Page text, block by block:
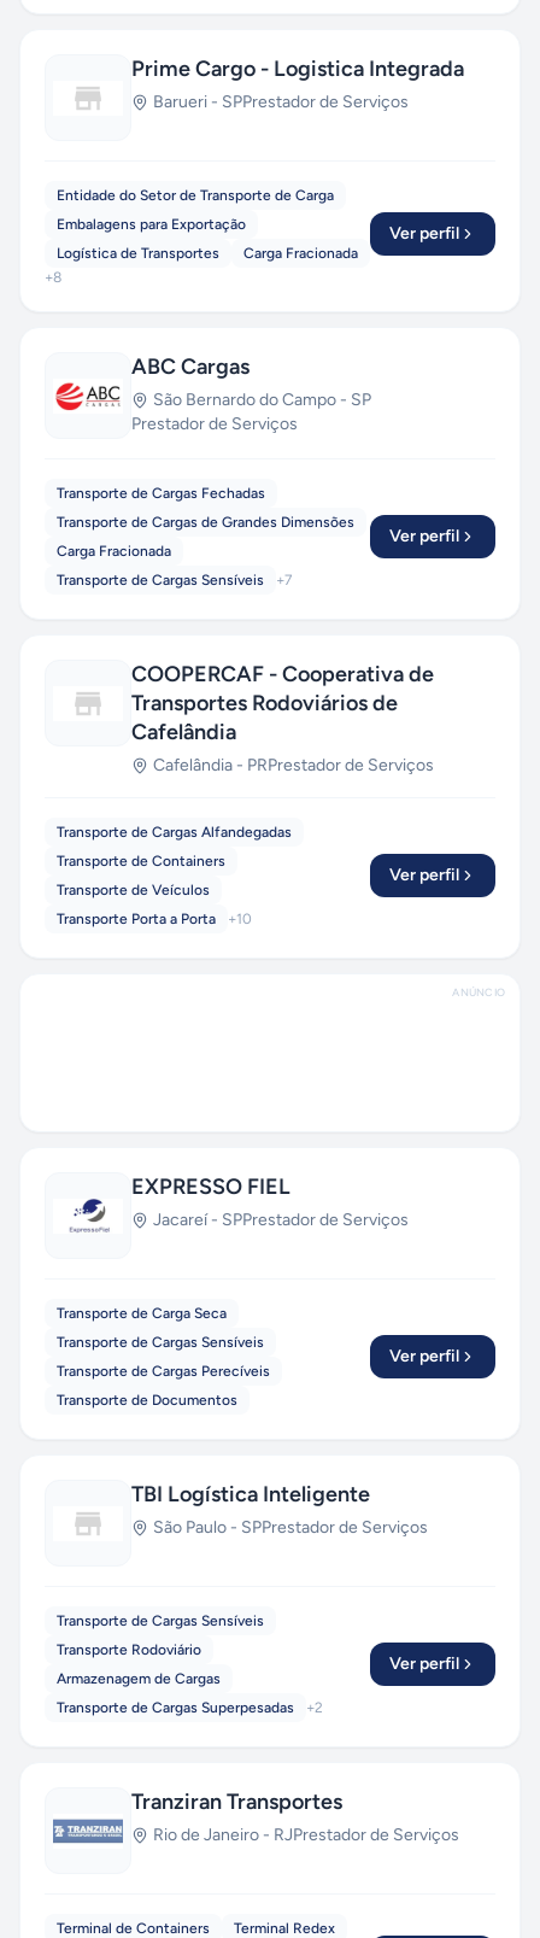
Prime Cargo - Logistica Integrada
Barueri - SPPrestador de Serviços
Entidade do Setor de Transporte de Carga
Embalagens para Exportação
Logística de Transportes
Carga Fracionada
+8
Ver perfil
ABC Cargas
São Bernardo do Campo - SP
Prestador de Serviços
Transporte de Cargas Fechadas
Transporte de Cargas de Grandes Dimensões
Carga Fracionada
Transporte de Cargas Sensíveis
+7
Ver perfil
COOPERCAF - Cooperativa de
Transportes Rodoviários de
Cafelândia
Cafelândia - PRPrestador de Serviços
Transporte de Cargas Alfandegadas
Transporte de Containers
Transporte de Veículos
Transporte Porta a Porta
+10
Ver perfil
ANÚNCIO
EXPRESSO FIEL
Jacareí- SPPrestador de Serviços
Transporte de Carga Seca
Transporte de Cargas Sensíveis
Transporte de Cargas Perecíveis
Transporte de Documentos
Ver perfil
TBI Logística Inteligente
São Paulo - SPPrestador de Serviços
Transporte de Cargas Sensíveis
Transporte Rodoviário
Armazenagem de Cargas
Transporte de Cargas Superpesadas
+2
Ver perfil
Tranziran Transportes
Rio de Janeiro - RJPrestador de Serviços
Terminal de Containers
Terminal Redex